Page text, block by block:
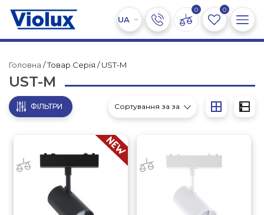
0 0
Головна / Товар Серія / UST-M
UST-M
ФІЛЬТРИ